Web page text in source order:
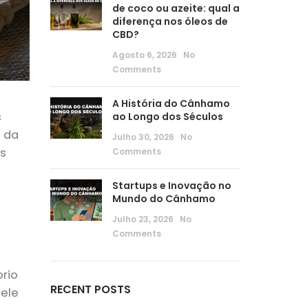
da
de coco ou azeite: qual a
diferença nos óleos de
CBD?
Agosto 6, 2026
No
Comments
A História do Cânhamo
ao Longo dos Séculos
Julho 30, 2026
No
Comments
Startups e Inovação no
Mundo do Cânhamo
Julho 23, 2026
No
Comments
RECENT POSTS